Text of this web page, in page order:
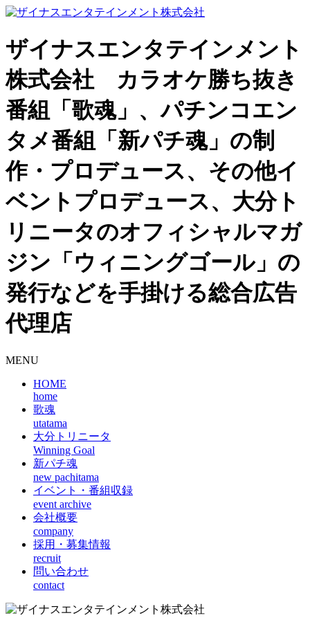
ザイナスエンタテインメント
株式会社 カラオケ勝ち抜き
番組「歌魂」、パチンコエン
タメ番組「新パチ魂」の制
作・プロデュース、その他イ
ベントプロデュース、大分ト
リニータのオフィシャルマガ
ジン「ウィニングゴール」の
発行などを手掛ける総合広告
代理店
MENU
HOME
home
歌魂
utatama
大分トリニータ
Winning Goal
新パチ魂
new pachitama
イベント・番組収録
event archive
会社概要
company
採用・募集情報
recruit
問い合わせ
contact